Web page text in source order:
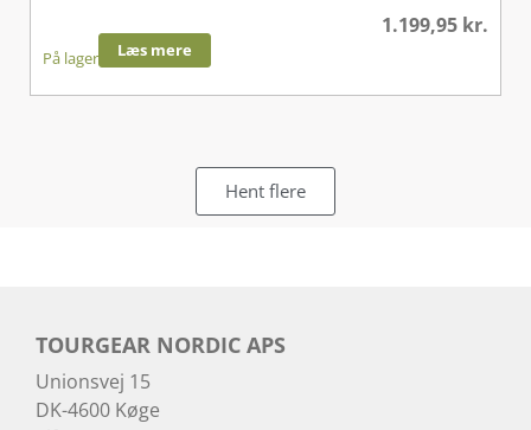
1.199,95 kr.
På lager Læs mere
Hent flere
TOURGEAR NORDIC APS
Unionsvej 15
DK-4600 Køge